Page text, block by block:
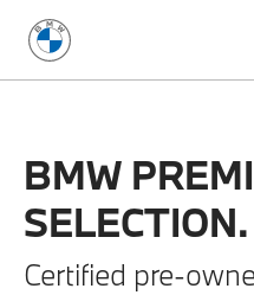
BMW
SELECTION.
Certified pre-